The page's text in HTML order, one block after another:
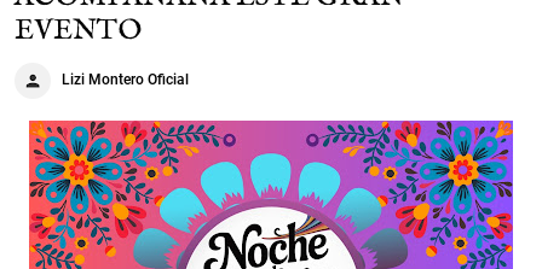
EVENTO
Lizi Montero Oficial